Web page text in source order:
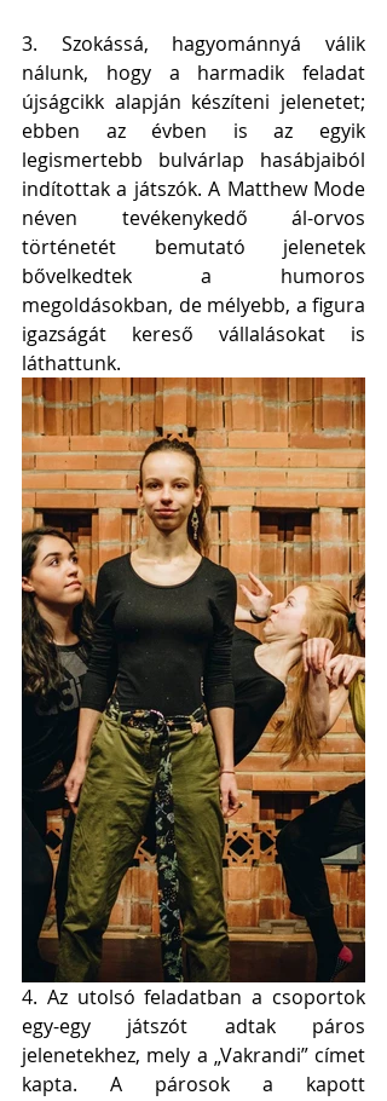
3. Szokássá, hagyománnyá válik
nálunk, hogy a harmadik feladat
újságcikk alapján készíteni jelenetet;
ebben az évben is az egyik
legismertebb bulvárlap hasábjaiból
indítottak a játszók. A Matthew Mode
néven tevékenykedő ál-orvos
történetét bemutató jelenetek
bővelkedtek a humoros
megoldásokban, de mélyebb, a figura
igazságát kereső vállalásokat is
láthattunk.
4. Az utolsó feladatban a csoportok
egy-egy játszót adtak páros
jelenetekhez, mely a „Vakrandi” címet
kapta. A párosok a kapott